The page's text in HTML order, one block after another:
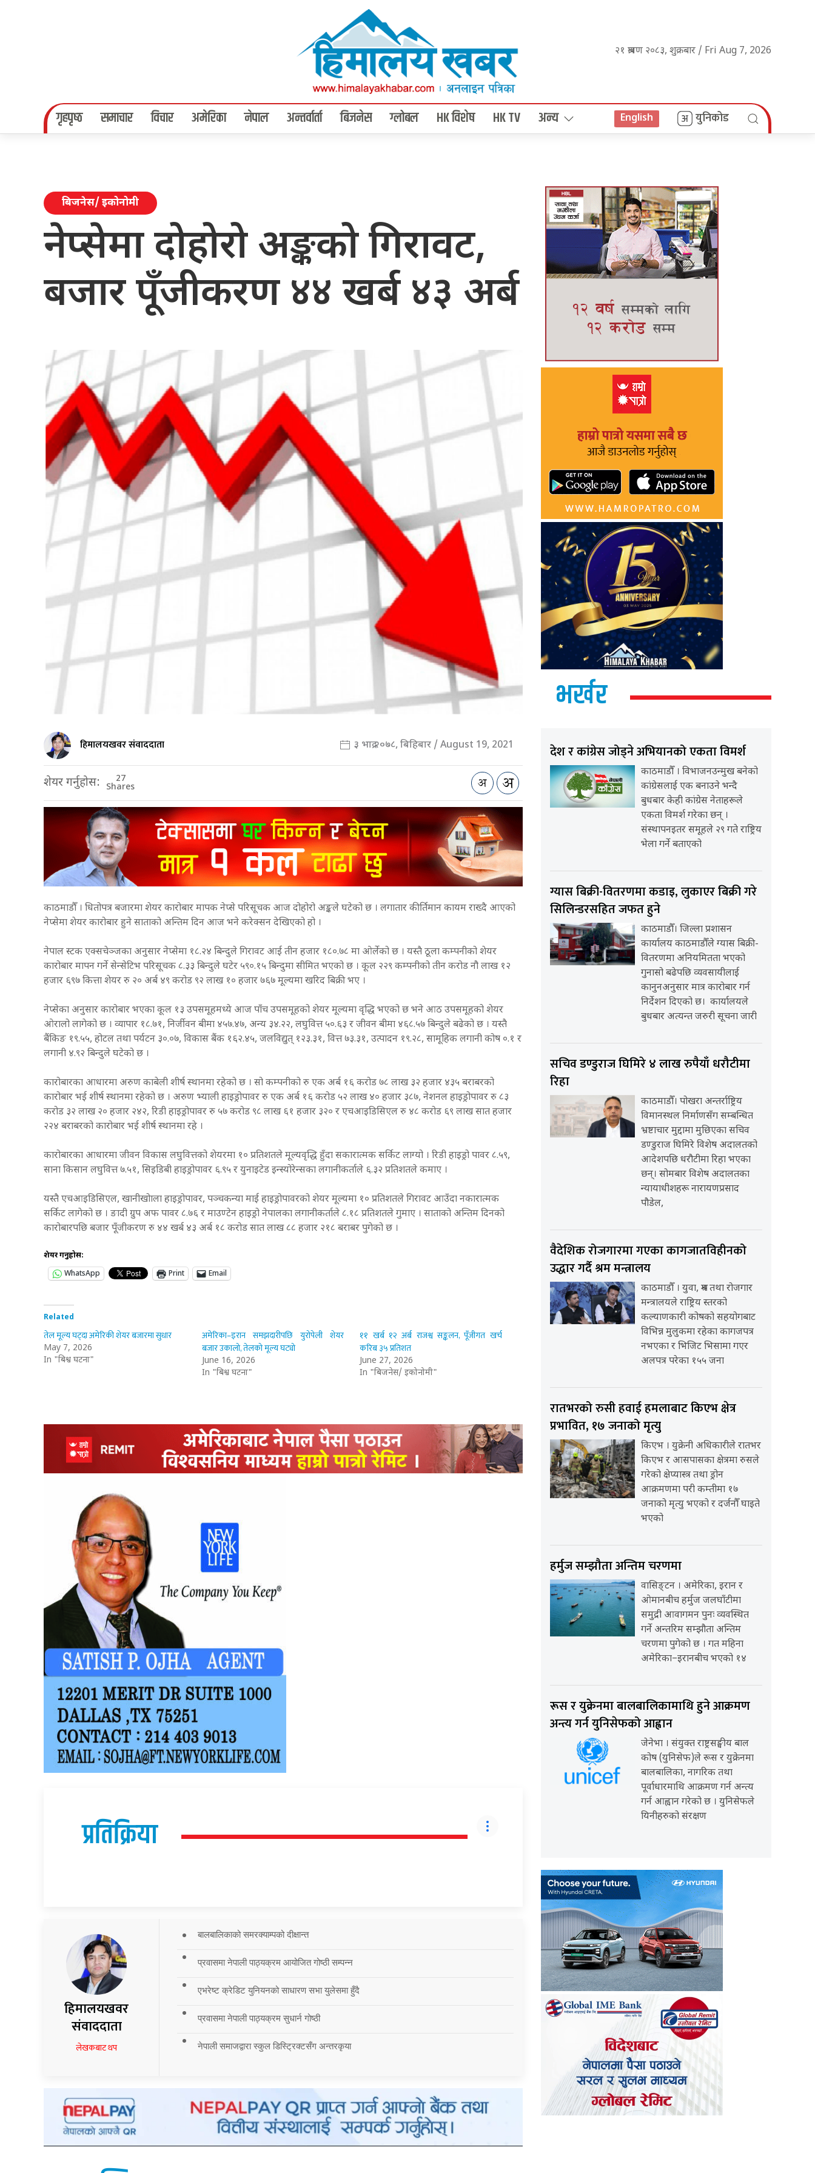
२१ श्रावण २०८३, शुक्रबार / Fri Aug 7, 2026
गृहपृष्‍ठ समाचार विचार अमेरिका नेपाल अन्तर्वार्ता बिजनेस ग्लोबल HK विशेष HK TV अन्य English युनिकोड
बिजनेस/ इकोनोमी
नेप्सेमा दोहोरो अङ्कको गिरावट,
बजार पूँजीकरण ४४ खर्ब ४३ अर्ब
हिमालयखवर संवाददाता ३ भाद्र २०७८, बिहिबार / August 19, 2021
शेयर गर्नुहोस: 27
Shares
काठमाडौँ । धितोपत्र बजारमा शेयर कारोबार मापक नेप्से परिसूचक आज दोहोरो अङ्कले घटेको छ । लगातार कीर्तिमान कायम राख्दै आएको
नेप्सेमा शेयर कारोबार हुने साताको अन्तिम दिन आज भने करेक्सन देखिएको हो ।
नेपाल स्टक एक्सचेञ्जका अनुसार नेप्सेमा १८.२४ बिन्दुले गिरावट आई तीन हजार १८०.७८ मा ओर्लेको छ । यस्तै ठूला कम्पनीको शेयर
कारोबार मापन गर्ने सेन्सेटिभ परिसूचक ८.३३ बिन्दुले घटेर ५९०.१५ बिन्दुमा सीमित भएको छ । कूल २२९ कम्पनीको तीन करोड नौ लाख १२
हजार ६९७ कित्ता शेयर रु २० अर्ब ४९ करोड ९२ लाख १० हजार ७६७ मूल्यमा खरिद बिक्री भए ।
नेप्सेका अनुसार कारोबार भएका कूल १३ उपसमूहमध्ये आज पाँच उपसमूहको शेयर मूल्यमा वृद्धि भएको छ भने आठ उपसमूहको शेयर
ओरालो लागेको छ । व्यापार १८.७१, निर्जीवन बीमा ४५७.४७, अन्य ३४.२२, लघुवित्त ५०.६३ र जीवन बीमा ४६८.५७ बिन्दुले बढेको छ । यस्तै
बैंकिङ १९.५५, होटल तथा पर्यटन ३०.०७, विकास बैंक १६२.४५, जलविद्युत् १२३.३१, वित्त ७३.३१, उत्पादन १९.२८, सामूहिक लगानी कोष ०.१ र
लगानी ४.९२ बिन्दुले घटेको छ ।
कारोबारका आधारमा अरुण काबेली शीर्ष स्थानमा रहेको छ । सो कम्पनीको रु एक अर्ब १६ करोड ७८ लाख ३२ हजार ४३५ बराबरको
कारोबार भई शीर्ष स्थानमा रहेको छ । अरुण भ्याली हाइड्रोपावर रु एक अर्ब १६ करोड ५२ लाख ४० हजार ३८७, नेशनल हाइड्रोपावर रु ८३
करोड ३२ लाख २० हजार २४२, रिडी हाइड्रोपावर रु ५७ करोड ९८ लाख ६१ हजार ३२० र एचआइडिसिएल रु ४८ करोड ६९ लाख सात हजार
२२४ बराबरको कारोबार भई शीर्ष स्थानमा रहे ।
कारोबारका आधारमा जीवन विकास लघुवित्तको शेयरमा १० प्रतिशतले मूल्यवृद्धि हुँदा सकारात्मक सर्किट लाग्यो । रिडी हाइड्रो पावर ८.५९,
साना किसान लघुवित्त ७.५१, सिइडिबी हाइड्रोपावर ६.९५ र युनाइटेड इन्स्योरेन्सका लगानीकर्ताले ६.३२ प्रतिशतले कमाए ।
यस्तै एचआइडिसिएल, खानीखोाला हाइड्रोपावर, पञ्चकन्या माई हाइड्रोपावरको शेयर मूल्यमा १० प्रतिशतले गिरावट आउँदा नकारात्मक
सर्किट लागेको छ । ङादी ग्रुप अफ पावर ८.७६ र माउण्टेन हाइड्रो नेपालका लगानीकर्ताले ८.१८ प्रतिशतले गुमाए । साताको अन्तिम दिनको
कारोबारपछि बजार पूँजीकरण रु ४४ खर्ब ४३ अर्ब १८ करोड सात लाख ८८ हजार २१८ बराबर पुगेको छ ।
शेयर गर्नुहोस:
WhatsApp
Print Email
Related
तेल मूल्य घट्दा अमेरिकी शेयर बजारमा सुधार
May 7, 2026
In "बिश्व घटना"
अमेरिका–इरान समझदारीपछि युरोपेली शेयर
बजार उकालो, तेलको मूल्य घट्यो
June 16, 2026
In "बिश्व घटना"
११ खर्ब १२ अर्ब राजश्व सङ्कलन, पूँजीगत खर्च
करिब ३५ प्रतिशत
June 27, 2026
In "बिजनेस/ इकोनोमी"
प्रतिक्रिया
हिमालयखवर
संवाददाता
लेखकबाट थप
बालबालिकाको समरक्याम्पको दीक्षान्त
प्रवासमा नेपाली पाठ्यक्रम आयोजित गोष्ठी सम्पन्न
एभरेष्ट क्रेडिट युनियनको साधारण सभा युलेसमा हुँदै
प्रवासमा नेपाली पाठ्यक्रम सुधार्न गोष्ठी
नेपाली समाजद्वारा स्कुल डिस्ट्रिक्टसँग अन्तरकृया
भर्खर
देश र कांग्रेस जोड्ने अभियानको एकता विमर्श
काठमाडौँ । विभाजनउन्मुख बनेको
कांग्रेसलाई एक बनाउने भन्दै
बुधबार केही कांग्रेस नेताहरूले
एकता विमर्श गरेका छन् ।
संस्थापनइतर समूहले २९ गते राष्ट्रिय
भेला गर्ने बताएको
ग्यास बिक्री-वितरणमा कडाइ, लुकाएर बिक्री गरे
सिलिन्डरसहित जफत हुने
काठमाडौँ। जिल्ला प्रशासन
कार्यालय काठमाडौँले ग्यास बिक्री-
वितरणमा अनियमितता भएको
गुनासो बढेपछि व्यवसायीलाई
कानुनअनुसार मात्र कारोबार गर्न
निर्देशन दिएको छ। कार्यालयले
बुधबार अत्यन्त जरुरी सूचना जारी
सचिव डण्डुराज घिमिरे ४ लाख रुपैयाँ धरौटीमा
रिहा
काठमाडौँ। पोखरा अन्तर्राष्ट्रिय
विमानस्थल निर्माणसँग सम्बन्धित
भ्रष्टाचार मुद्दामा मुछिएका सचिव
डण्डुराज घिमिरे विशेष अदालतको
आदेशपछि धरौटीमा रिहा भएका
छन्। सोमबार विशेष अदालतका
न्यायाधीशहरू नारायणप्रसाद
पौडेल,
वैदेशिक रोजगारमा गएका कागजातविहीनको
उद्धार गर्दै श्रम मन्त्रालय
काठमाडौँ । युवा, श्रम तथा रोजगार
मन्त्रालयले राष्ट्रिय स्तरको
कल्याणकारी कोषको सहयोगबाट
विभिन्न मुलुकमा रहेका कागजपत्र
नभएका र भिजिट भिसामा गएर
अलपत्र परेका १५५ जना
रातभरको रुसी हवाई हमलाबाट किएभ क्षेत्र
प्रभावित, १७ जनाको मृत्यु
किएभ । युक्रेनी अधिकारीले रातभर
किएभ र आसपासका क्षेत्रमा रुसले
गरेको क्षेप्यास्त्र तथा ड्रोन
आक्रमणमा परी कम्तीमा १७
जनाको मृत्यु भएको र दर्जनौँ घाइते
भएको
हर्मुज सम्झौता अन्तिम चरणमा
वासिङ्टन । अमेरिका, इरान र
ओमानबीच हर्मुज जलघाँटीमा
समुद्री आवागमन पुनः व्यवस्थित
गर्ने अन्तरिम सम्झौता अन्तिम
चरणमा पुगेको छ । गत महिना
अमेरिका–इरानबीच भएको १४
रूस र युक्रेनमा बालबालिकामाथि हुने आक्रमण
अन्त्य गर्न युनिसेफको आह्वान
जेनेभा । संयुक्त राष्ट्रसङ्घीय बाल
कोष (युनिसेफ)ले रूस र युक्रेनमा
बालबालिका, नागरिक तथा
पूर्वाधारमाथि आक्रमण गर्न अन्त्य
गर्न आह्वान गरेको छ । युनिसेफले
यिनीहरुको संरक्षण